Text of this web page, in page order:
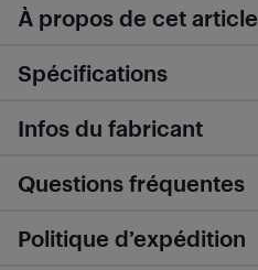
À propos de cet article
Spécifications
Infos du fabricant
Questions fréquentes
Politique d’expédition